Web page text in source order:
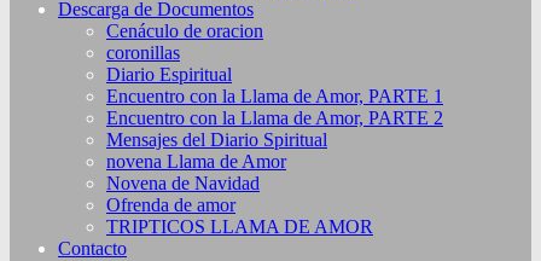
Descarga de Documentos
Cenáculo de oracion
coronillas
Diario Espiritual
Encuentro con la Llama de Amor, PARTE 1
Encuentro con la Llama de Amor, PARTE 2
Mensajes del Diario Spiritual
novena Llama de Amor
Novena de Navidad
Ofrenda de amor
TRIPTICOS LLAMA DE AMOR
Contacto